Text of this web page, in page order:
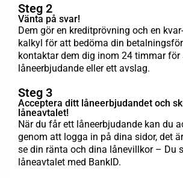
Steg 2
Vänta på svar!
Dem gör en kreditprövning och en
kalkyl för att bedöma din
kontaktar dem dig inom 24 timmar för
låneerbjudande eller ett avslag.
Steg 3
Acceptera ditt låneerbjudandet och
låneavtalet!
När du får ett låneerbjudande kan du
genom att logga in på dina sidor, det
se din ränta och dina lånevillkor – Du
låneavtalet med BankID.